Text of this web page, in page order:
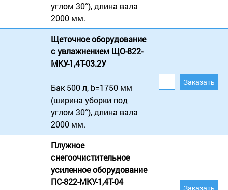
углом 30°), длина вала
2000 мм.
Щеточное оборудование
с увлажнением ЩО-822-
МКУ-1,4Т-03.2У
Бак 500 л, b=1750 мм
(ширина уборки под
углом 30°), длина вала
2000 мм.
Плужное
снегоочистительное
усиленное оборудование
ПС-822-МКУ-1,4Т-04